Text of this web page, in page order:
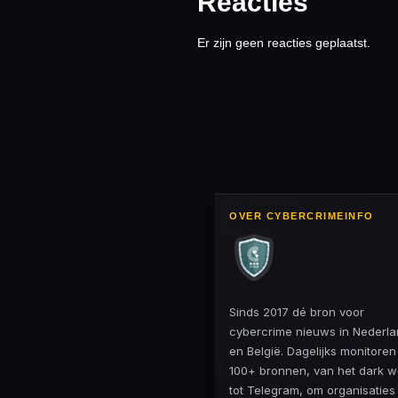
Er zijn geen reacties geplaatst.
OVER CYBERCRIMEINFO
Sinds 2017 dé bron voor
cybercrime nieuws in
en België. Dagelijks
100+ bronnen, van het dark
tot Telegram, om